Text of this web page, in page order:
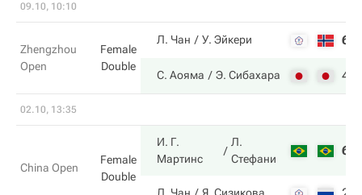
09.10, 10:10
Zhengzhou
Open
Female
Double
Л. Чан У. Эйкери 6
С. Аояма Э. Сибахара 4
02.10, 13:35
China Open
Female
Double
И. Г.
Мартинс
Л.
Стефани
6